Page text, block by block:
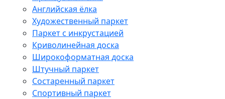
Английская ёлка
Художественный паркет
Паркет с инкрустацией
Криволинейная доска
Широкоформатная доска
Штучный паркет
Состаренный паркет
Спортивный паркет